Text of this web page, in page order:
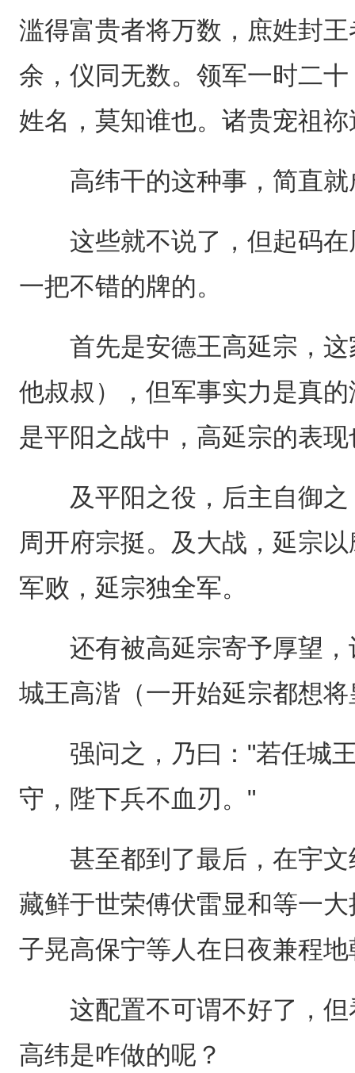
滥得富贵者将万数，庶姓封
余，仪同无数。领军一时二
姓名，莫知谁也。诸贵宠祖
高纬干的这种事，简直就
这些就不说了，但起码在
一把不错的牌的。
首先是安德王高延宗，这
他叔叔），但军事实力是真
是平阳之战中，高延宗的表
及平阳之役，后主自御之
周开府宗挺。及大战，延宗
军败，延宗独全军。
还有被高延宗寄予厚望，
城王高湝（一开始延宗都想
强问之，乃曰："若任城王
守，陛下兵不血刃。"
甚至都到了最后，在宇文
藏鲜于世荣傅伏雷显和等一
子晃高保宁等人在日夜兼程
这配置不可谓不好了，但
高纬是咋做的呢？